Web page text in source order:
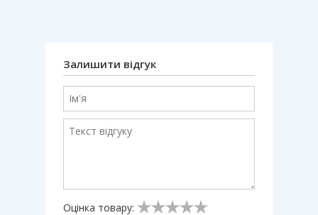
Залишити відгук
Оцінка товару: